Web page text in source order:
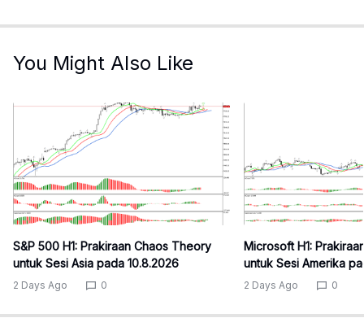
You Might Also Like
S&P 500 H1: Prakiraan Chaos Theory
untuk Sesi Asia pada 10.8.2026
2 Days Ago 0
Microsoft H1:
untuk Sesi Amerika
2 Days Ago 0